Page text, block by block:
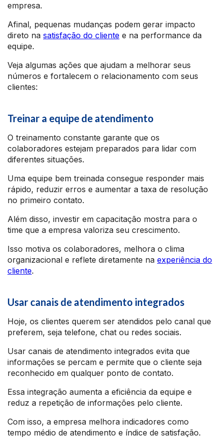
empresa.
Afinal, pequenas mudanças podem gerar impacto
direto na satisfação do cliente e na performance da
equipe.
Veja algumas ações que ajudam a melhorar seus
números e fortalecem o relacionamento com seus
clientes:
Treinar a equipe de atendimento
O treinamento constante garante que os
colaboradores estejam preparados para lidar com
diferentes situações.
Uma equipe bem treinada consegue responder mais
rápido, reduzir erros e aumentar a taxa de resolução
no primeiro contato.
Além disso, investir em capacitação mostra para o
time que a empresa valoriza seu crescimento.
Isso motiva os colaboradores, melhora o clima
organizacional e reflete diretamente na experiência do
cliente.
Usar canais de atendimento integrados
Hoje, os clientes querem ser atendidos pelo canal que
preferem, seja telefone, chat ou redes sociais.
Usar canais de atendimento integrados evita que
informações se percam e permite que o cliente seja
reconhecido em qualquer ponto de contato.
Essa integração aumenta a eficiência da equipe e
reduz a repetição de informações pelo cliente.
Com isso, a empresa melhora indicadores como
tempo médio de atendimento e índice de satisfação.